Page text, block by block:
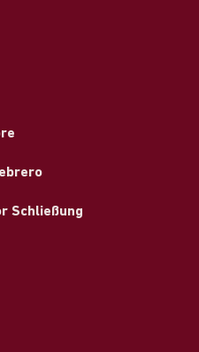
Schließung